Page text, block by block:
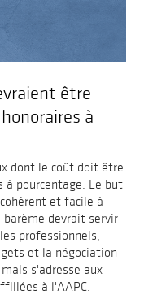
être
à
dont le coût doit être
à pourcentage. Le but
et facile à
barème devrait servir
professionnels,
et la négociation
s'adresse aux
à l'AAPC.